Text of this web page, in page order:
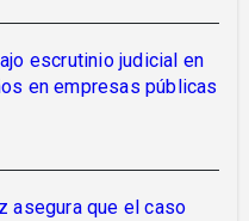
escrutinio judicial en
en empresas públicas
asegura que el caso